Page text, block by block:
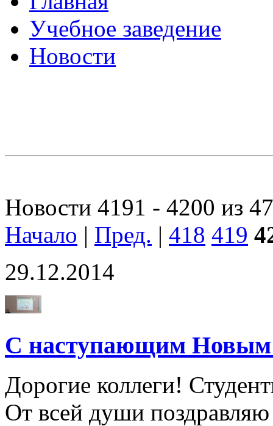
Учебное заведение
Новости
Новости 4191 - 4200 из
Начало | Пред. | 418 419
29.12.2014
С наступающим Новым
Дорогие коллеги!
От всей души поздравляю